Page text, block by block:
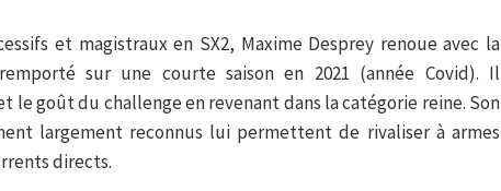
et magistraux en SX2, Maxime Desprey renoue avec la
sur une courte saison en 2021 (année Covid). Il
le goût du challenge en revenant dans la catégorie reine. Son
largement reconnus lui permettent de rivaliser à armes
directs.